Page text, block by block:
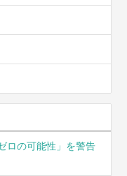
ロの可能性」を警告